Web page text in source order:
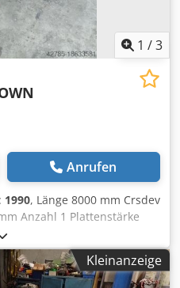
1 /3
Anrufen
1990, Länge 8000 mm Crsdev
Anzahl 1 Plattenstärke
ca. 14 t Raumbedarf ca. 8 x
je 32 mm Breite.
Kleinanzeige